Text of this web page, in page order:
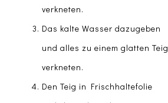
verkneten.
Das kalte Wasser dazugeben
und alles zu einem glatten Teig
verkneten.
Den Teig in Frischhaltefolie